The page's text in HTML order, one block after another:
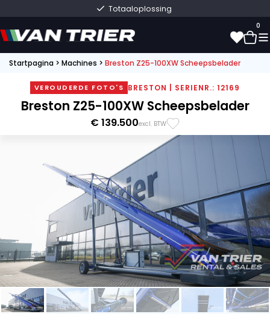
Totaaloplossing
0
Startpagina > Machines > Breston Z25-100XW Scheepsbelader
VEROUDERDE FOTO'S BRESTON | SERIENR.: 12169
Breston Z25-100XW Scheepsbelader
€ 139.500excl. BTW